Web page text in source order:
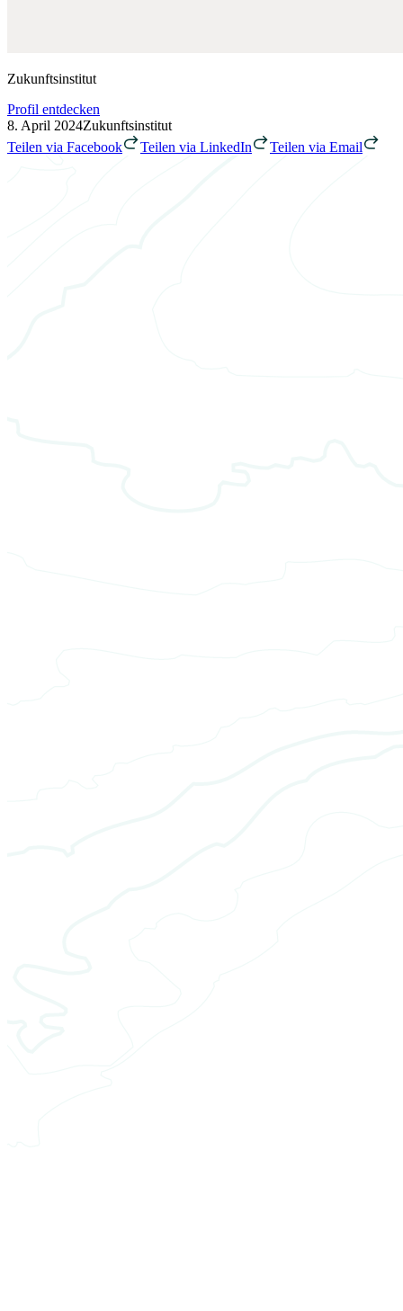
Zukunftsinstitut
Profil entdecken
8. April 2024Zukunftsinstitut
Teilen via Facebook
Teilen via LinkedIn Teilen via Email